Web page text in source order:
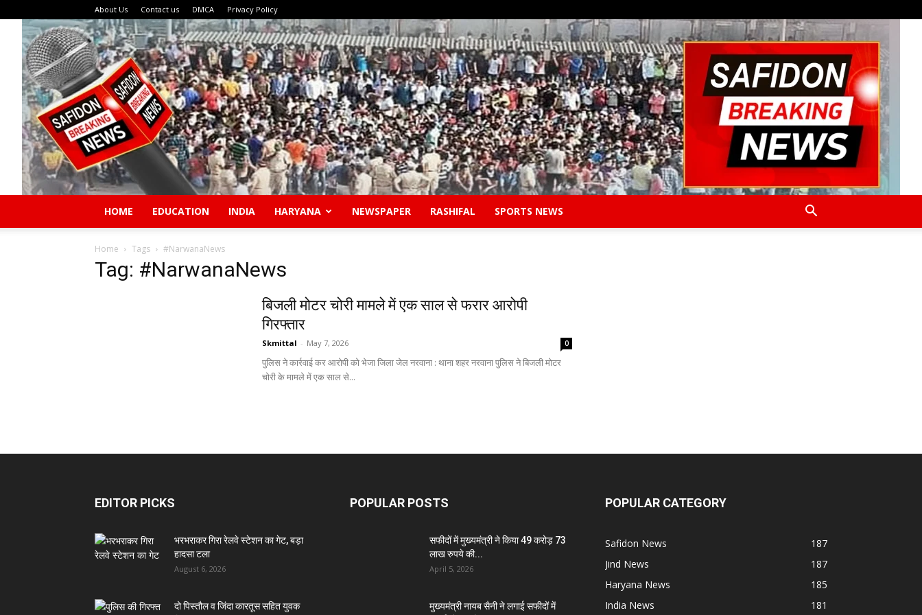
About Us Contact us DMCA Privacy Policy
HOME EDUCATION INDIA HARYANA NEWSPAPER RASHIFAL SPORTS NEWS
Home Tags #NarwanaNews
Tag: #NarwanaNews
बिजली मोटर चोरी मामले में एक साल से फरार आरोपी
गिरफ्तार
Skmittal - May 7, 2026 0
पुलिस ने कार्रवाई कर आरोपी को भेजा जिला जेल नरवाना : थाना शहर नरवाना पुलिस ने बिजली मोटर
चोरी के मामले में एक साल से...
EDITOR PICKS
भरभराकर गिरा रेलवे स्टेशन का गेट, बड़ा
हादसा टला
August 6, 2026
दो पिस्तौल व जिंदा कारतूस सहित युवक
POPULAR POSTS
सफीदों में मुख्यमंत्री ने किया 49 करोड़ 73
लाख रुपये की...
April 5, 2026
मुख्यमंत्री नायब सैनी ने लगाई सफीदों में
POPULAR CATEGORY
Safidon News
187
Jind News
187
Haryana News
185
India News
181